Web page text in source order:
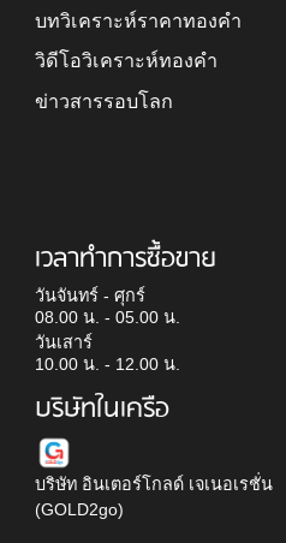
บทวิเคราะห์ราคาทองคำ
วิดีโอวิเคราะห์ทองคำ
ข่าวสารรอบโลก
เวลาทำการซื้อขาย
วันจันทร์ - ศุกร์
08.00 น. - 05.00 น.
วันเสาร์
10.00 น. - 12.00 น.
บริษัทในเครือ
บริษัท อินเตอร์โกลด์ เจเนอเรชั่น
(GOLD2go)